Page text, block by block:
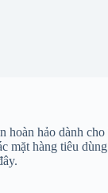
hoàn hảo dành
hàng tiêu